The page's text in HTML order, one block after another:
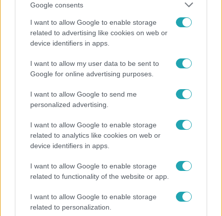
Google consents
I want to allow Google to enable storage
related to advertising like cookies on web or
device identifiers in apps.
I want to allow my user data to be sent to
Google for online advertising purposes.
I want to allow Google to send me
personalized advertising.
I want to allow Google to enable storage
related to analytics like cookies on web or
device identifiers in apps.
I want to allow Google to enable storage
related to functionality of the website or app.
I want to allow Google to enable storage
related to personalization.
Életmód
Kitört a lecsó-láz! Íme 3 tuti recept az
elkészítéséhez